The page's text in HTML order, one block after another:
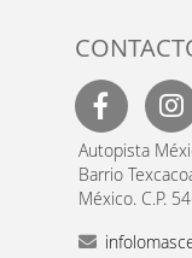
Autopista
Barrio
México. C.P.